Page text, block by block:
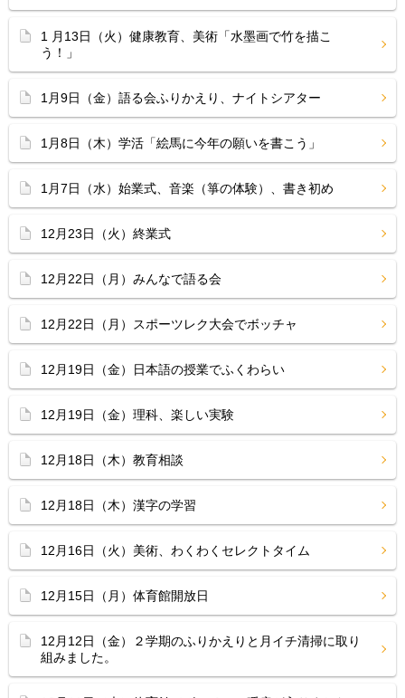
1 月13日（火）健康教育、美術「水墨画で竹を描こ
う！」
1月9日（金）語る会ふりかえり、ナイトシアター
1月8日（木）学活「絵馬に今年の願いを書こう」
1月7日（水）始業式、音楽（箏の体験）、書き初め
12月23日（火）終業式
12月22日（月）みんなで語る会
12月22日（月）スポーツレク大会でボッチャ
12月19日（金）日本語の授業でふくわらい
12月19日（金）理科、楽しい実験
12月18日（木）教育相談
12月18日（木）漢字の学習
12月16日（火）美術、わくわくセレクトタイム
12月15日（月）体育館開放日
12月12日（金）２学期のふりかえりと月イチ清掃に取り
組みました。